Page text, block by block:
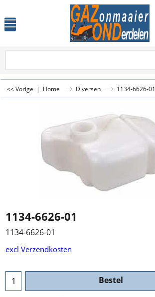
<< Vorige | Home Diversen 1134-6626-01
1134-6626-01
1134-6626-01
excl Verzendkosten
Bestel